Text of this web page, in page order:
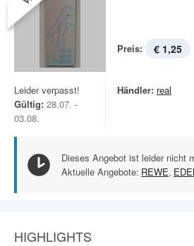
Preis: € 1,25
Leider verpasst!
Gültig: 28.07. -
03.08.
Händler: real
Dieses Angebot ist leider nicht
Aktuelle Angebote: REWE,
HIGHLIGHTS